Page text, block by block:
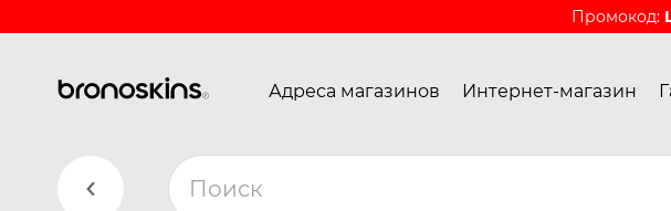
Промокод:
Адреса магазинов Интернет-магазин